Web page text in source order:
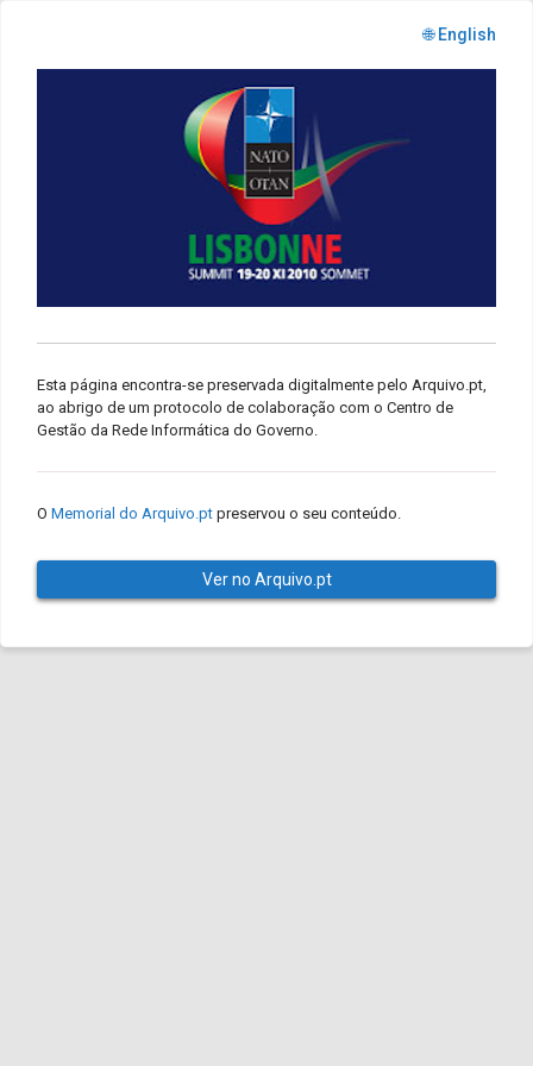
🌐 English
Esta página encontra-se preservada digitalmente pelo Arquivo.pt,
ao abrigo de um protocolo de colaboração com o Centro de
Gestão da Rede Informática do Governo.
O Memorial do Arquivo.pt preservou o seu conteúdo.
Ver no Arquivo.pt